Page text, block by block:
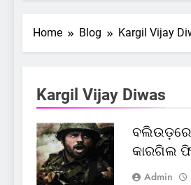
Home Blog Kargil Vijay
Kargil Vijay Diwas
କାରଗିଲ
Admin